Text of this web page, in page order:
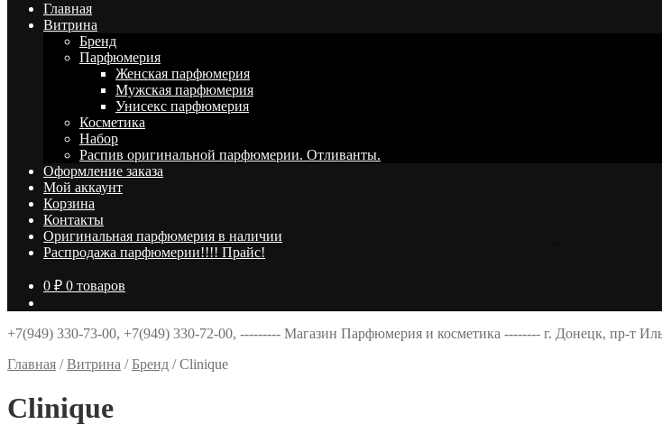
Главная
Витрина
Брeнд
Парфюмерия
Женская парфюмерия
Мужская парфюмерия
Унисекс парфюмерия
Косметика
Набор
Распив оригинальной парфюмерии. Отливанты.
Оформление заказа
Мой аккаунт
Корзина
Контакты
Оригинальная парфюмерия в наличии
Распродажа парфюмерии!!!! Прайс!
0 ₽ 0 товаров
+7(949) 330-73-00, +7(949) 330-72-00, --------- Магазин Парфюмерия и косметика -------- г. Донецк, пр-т
Главная /Витрина /Брeнд /Clinique
Clinique